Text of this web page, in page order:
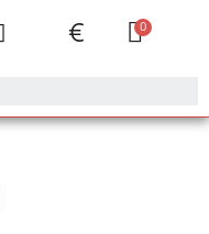
contact@tamunar.ro
€